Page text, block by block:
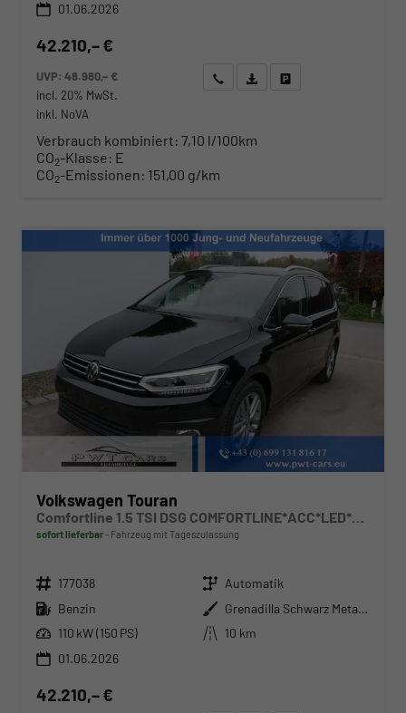
01.06.2026
42.210,– €
UVP:48.980,– €
incl. 20% MwSt.
inkl. NoVA
Wir rufen Sie anAngebot drucken (PDF)
Verbrauch kombiniert: 7,10 l/100km
CO2-Klasse: E
CO2-Emissionen: 151,00 g/km
Volkswagen Touran
sofort lieferbar Fahrzeug mit Tageszulassung
Fahrzeugnr. 177038 Getriebe Automatik
Kraftstoff Benzin Außenfarbe
Grenadilla Schwarz Metallic
Leistung 110 kW (150 PS) Kilometerstand
10 km
01.06.2026
42.210,– €